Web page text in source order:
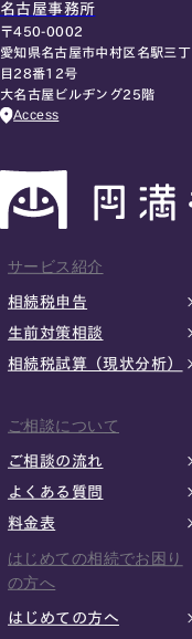
名古屋事務所
〒450-0002
愛知県名古屋市中村区名駅三丁
目28番12号
大名古屋ビルヂング25階
Access
サービス紹介
相続税申告
生前対策相談
相続税試算（現状分析）
ご相談について
ご相談の流れ
よくある質問
料金表
はじめての相続でお困り
の方へ
はじめての方へ